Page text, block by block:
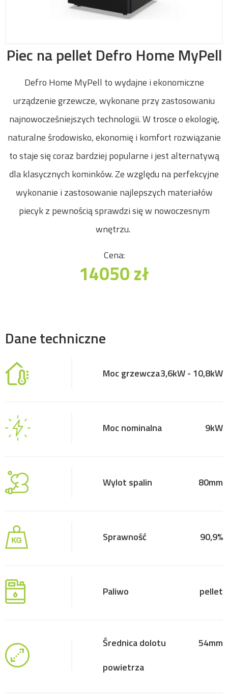
Piec na pellet Defro Home MyPell
Defro Home MyPell to wydajne i ekonomiczne
urządzenie grzewcze, wykonane przy zastosowaniu
najnowocześniejszych technologii. W trosce o ekologię,
naturalne środowisko, ekonomię i komfort rozwiązanie
to staje się coraz bardziej popularne i jest alternatywą
dla klasycznych kominków. Ze względu na perfekcyjne
wykonanie i zastosowanie najlepszych materiałów
piecyk z pewnością sprawdzi się w nowoczesnym
wnętrzu.
Cena:
14050 zł
Dane techniczne
Moc grzewcza3,6kW - 10,8kW
Moc nominalna 9kW
Wylot spalin 80mm
Sprawność 90,9%
Paliwo pellet
Średnica dolotu
powietrza
54mm